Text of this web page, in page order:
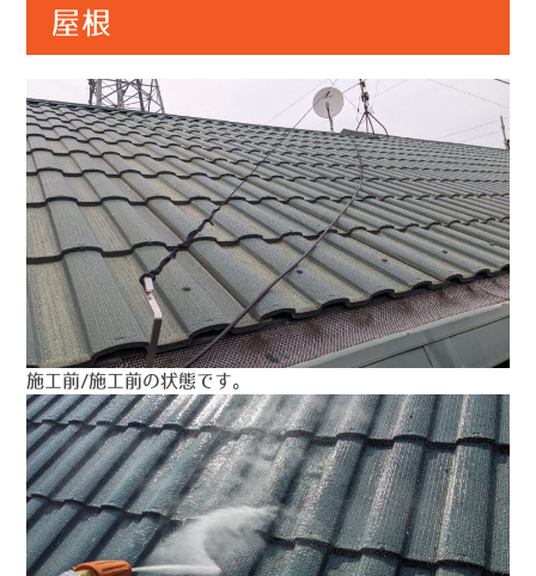
屋根
施工前/施工前の状態です。